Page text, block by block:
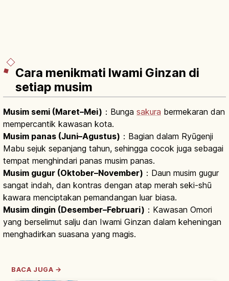
Cara menikmati Iwami Ginzan di
setiap musim
Musim semi (Maret–Mei) ：Bunga sakura bermekaran dan
mempercantik kawasan kota.
Musim panas (Juni–Agustus) ：Bagian dalam Ryūgenji
Mabu sejuk sepanjang tahun, sehingga cocok juga sebagai
tempat menghindari panas musim panas.
Musim gugur (Oktober–November) ：Daun musim gugur
sangat indah, dan kontras dengan atap merah seki-shū
kawara menciptakan pemandangan luar biasa.
Musim dingin (Desember–Februari) ：Kawasan Omori
yang berselimut salju dan Iwami Ginzan dalam keheningan
menghadirkan suasana yang magis.
BACA JUGA →